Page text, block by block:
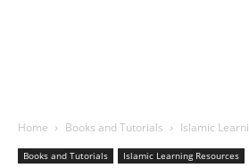
Home Books and Tutorials Islamic
Books and Tutorials Islamic Learning Resources